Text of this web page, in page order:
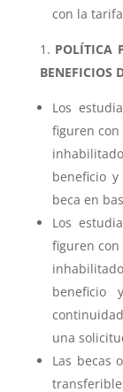
con la
POLÍTICA
BENEFICIOS
Los
figuren
beneficio
beca en
Los
figuren
beneficio
una
Las becas